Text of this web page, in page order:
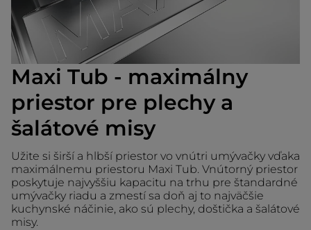
Maxi Tub - maximálny
priestor pre plechy a
šalátové misy
Užite si širší a hlbší priestor vo vnútri umývačky vďaka
maximálnemu priestoru Maxi Tub. Vnútorný priestor
poskytuje najvyššiu kapacitu na trhu pre štandardné
umývačky riadu a zmestí sa doň aj to najväčšie
kuchynské náčinie, ako sú plechy, doštička a šalátové
misy.